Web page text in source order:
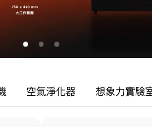
空氣淨化器 想象力實驗